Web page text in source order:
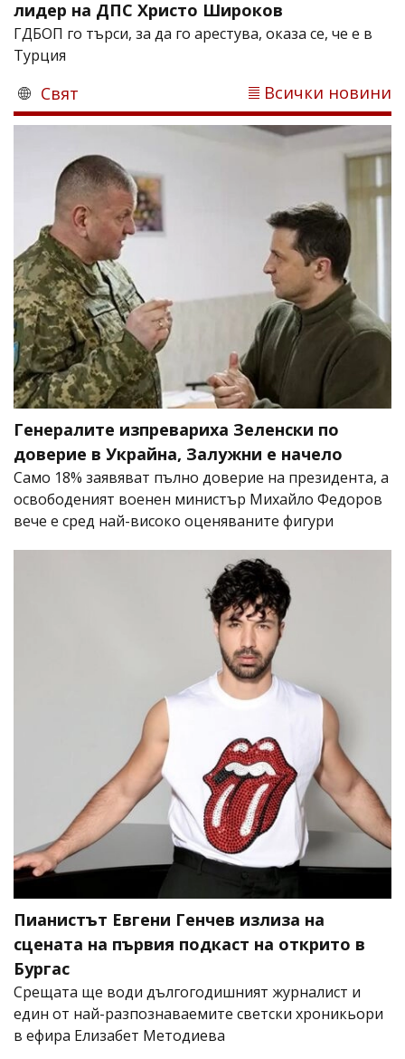
лидер на ДПС Христо Широков
ГДБОП го търси, за да го арестува, оказа се, че е в
Турция
Свят Всички новини
Генералите изпревариха Зеленски по
доверие в Украйна, Залужни е начело
Само 18% заявяват пълно доверие на президента, а
освободеният военен министър Михайло Федоров
вече е сред най-високо оценяваните фигури
Пианистът Евгени Генчев излиза на
сцената на първия подкаст на открито в
Бургас
Срещата ще води дългогодишният журналист и
един от най-разпознаваемите светски хроникьори
в ефира Елизабет Методиева